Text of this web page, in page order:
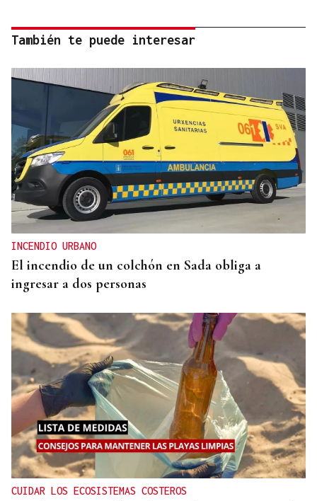
También te puede interesar
INCENDIO URBANO
El incendio de un colchón en Sada obliga a
ingresar a dos personas
CUIDAR LOS ECOSISTEMAS COSTEROS